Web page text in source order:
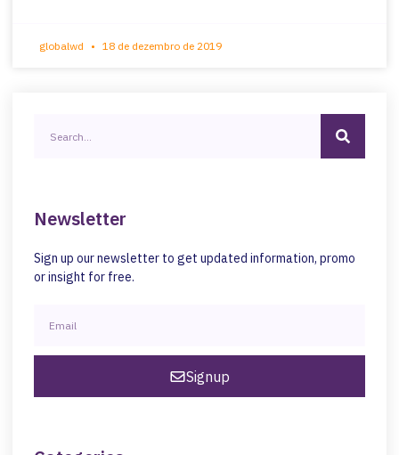
globalwd 18 de dezembro de 2019
Newsletter
Sign up our newsletter to get updated information, promo
or insight for free.
Signup